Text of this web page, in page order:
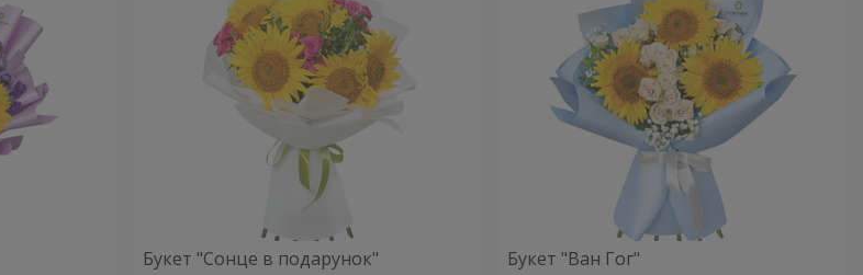
Букет "Сонце в подарунок" Букет "Ван Гог"